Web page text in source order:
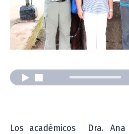
Los académicos Dra. Ana